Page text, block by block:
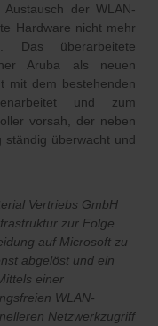
der WLAN-
Hardware nicht mehr
Das überarbeitete
Aruba als neuen
mit dem bestehenden
und zum
vorsah, der neben
ständig überwacht und
Vertriebs GmbH
zur Folge
auf Microsoft zu
abgelöst und ein
einer
WLAN-
Netzwerkzugriff